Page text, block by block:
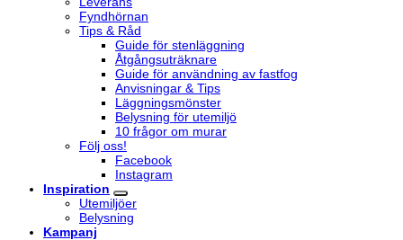
Fyndhörnan
Tips & Råd
Guide för stenläggning
Åtgångsuträknare
Guide för användning av fastfog
Anvisningar & Tips
Läggningsmönster
Belysning för utemiljö
10 frågor om murar
Följ oss!
Facebook
Instagram
Inspiration
Utemiljöer
Belysning
Kampanj